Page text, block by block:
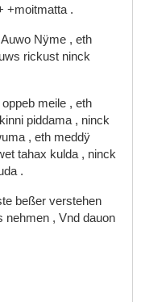
+moitmatta .
Auwo Nÿme , eth
rickust ninck
oppeb meile , eth
kinni piddama , ninck
, eth meddÿ
tahax kulda , ninck
.
beßer verstehen
nehmen , Vnd dauon